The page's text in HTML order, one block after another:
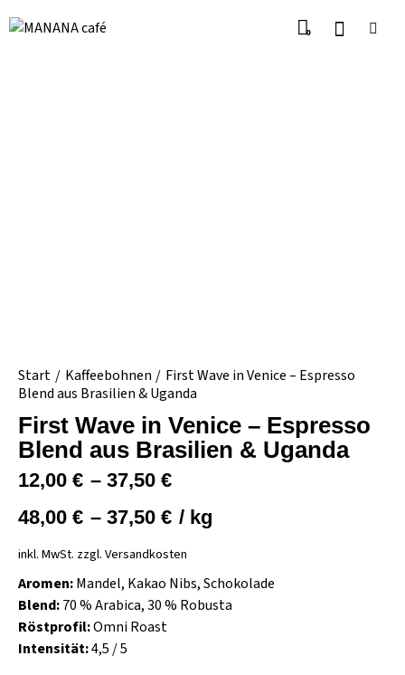
0
Start Kaffeebohnen
First Wave in Venice – Espresso
Blend aus Brasilien & Uganda
First Wave in Venice – Espresso
Blend aus Brasilien & Uganda
12,00 € – 37,50 €
48,00 € – 37,50 € / kg
inkl. MwSt. zzgl.Versandkosten
Aromen:Mandel, Kakao Nibs, Schokolade
Blend:70 % Arabica, 30 % Robusta
Röstprofil:Omni Roast
Intensität:4,5 / 5